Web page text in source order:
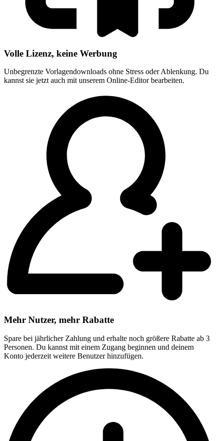
Volle Lizenz, keine Werbung
Unbegrenzte Vorlagendownloads ohne Stress oder Ablenkung. Du
kannst sie jetzt auch mit unserem Online-Editor bearbeiten.
Mehr Nutzer, mehr Rabatte
Spare bei jährlicher Zahlung und erhalte noch größere Rabatte ab 3
Personen. Du kannst mit einem Zugang beginnen und deinem
Konto jederzeit weitere Benutzer hinzufügen.